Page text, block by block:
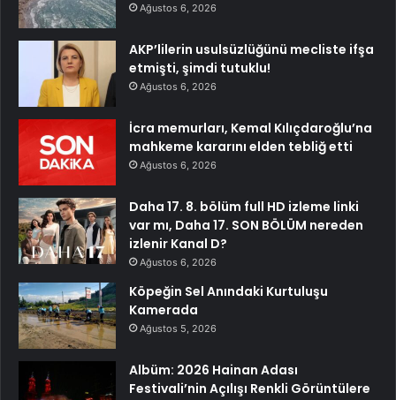
Ağustos 6, 2026
AKP’lilerin usulsüzlüğünü mecliste ifşa
etmişti, şimdi tutuklu!
Ağustos 6, 2026
İcra memurları, Kemal Kılıçdaroğlu’na
mahkeme kararını elden tebliğ etti
Ağustos 6, 2026
Daha 17. 8. bölüm full HD izleme linki
var mı, Daha 17. SON BÖLÜM nereden
izlenir Kanal D?
Ağustos 6, 2026
Köpeğin Sel Anındaki Kurtuluşu
Kamerada
Ağustos 5, 2026
Albüm: 2026 Hainan Adası
Festivali’nin Açılışı Renkli Görüntülere